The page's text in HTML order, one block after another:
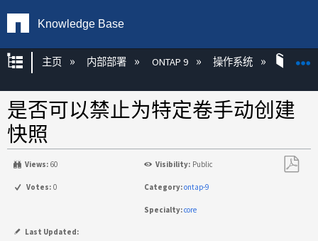
Knowledge Base
扩展/隐缩全局层次
主页 内部部署 ONTAP 9 操作系统
是否可以禁止为特定卷手动创建
快照
Views: 60 Visibility: Public
Votes: 0 Category:ontap-9
Specialty:core
Last Updated: